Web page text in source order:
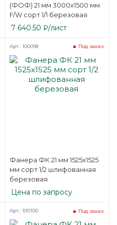
(ФОФ) 21 мм 3000х1500 мм
F/W сорт 1/1 березовая
7 640.50 ₽/лист
Фанера ФК 21 мм 1525х1525
мм сорт 1/2 шлифованная
березовая
Под заказ
Арт.: 100098
Цена по запросу
Под заказ
Арт.: 100100